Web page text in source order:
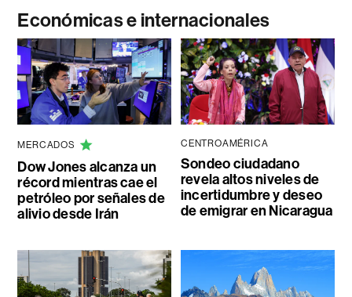
Económicas e internacionales
MERCADOS
Dow Jones alcanza un
récord mientras cae el
petróleo por señales de
alivio desde Irán
CENTROAMÉRICA
Sondeo ciudadano
revela altos niveles de
incertidumbre y deseo
de emigrar en Nicaragua